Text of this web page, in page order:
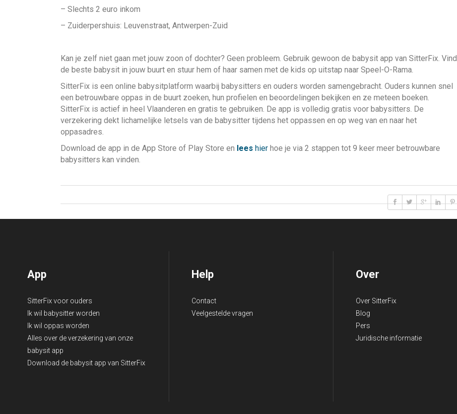
– Slechts 2 euro inkom
– Zuiderpershuis: Leuvenstraat, Antwerpen-Zuid
Kan je zelf niet gaan met jouw zoon of dochter? Geen probleem. Gebruik gewoon de babysit app van SitterFix. Vind
de beste babysit in jouw buurt en stuur hem of haar samen met de kids op uitstap naar Speel-O-Rama.
SitterFix is een online babysitplatform waarbij babysitters en ouders worden samengebracht. Ouders kunnen snel
een betrouwbare oppas in de buurt zoeken, hun profielen en beoordelingen bekijken en ze meteen boeken.
SitterFix is actief in heel Vlaanderen en gratis te gebruiken. De app is volledig gratis voor babysitters. De
verzekering dekt lichamelijke letsels van de babysitter tijdens het oppassen en op weg van en naar het
oppasadres.
Download de app in de App Store of Play Store en lees hier hoe je via 2 stappen tot 9 keer meer betrouwbare
babysitters kan vinden.
App
SitterFix voor ouders
Ik wil babysitter worden
Ik wil oppas worden
Alles over de verzekering van onze
babysit app
Download de babysit app van SitterFix
Help
Contact
Veelgestelde vragen
Over
Over SitterFix
Blog
Pers
Juridische informatie